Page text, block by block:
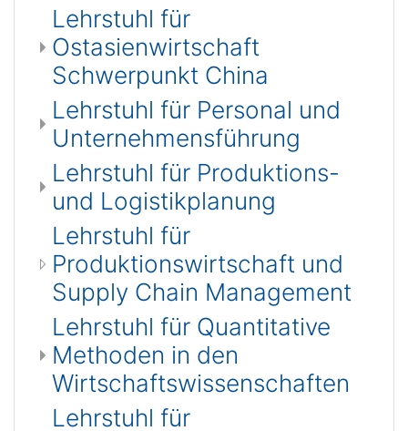
Lehrstuhl für
Ostasienwirtschaft
Schwerpunkt China
Lehrstuhl für Personal und
Unternehmensführung
Lehrstuhl für Produktions-
und Logistikplanung
Lehrstuhl für
Produktionswirtschaft und
Supply Chain Management
Lehrstuhl für Quantitative
Methoden in den
Wirtschaftswissenschaften
Lehrstuhl für